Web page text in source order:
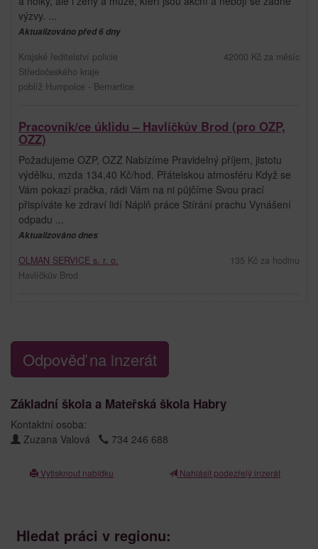
výzvy. ...
Aktualizováno před 6 dny
Krajské ředitelství policie
Středočeského kraje
poblíž Humpolce - Bernartice
42000 Kč za měsíc
Pracovník/ce úklidu – Havlíčkův Brod (pro OZP,
OZZ)
Požadujeme OZP, OZZ Nabízíme Pravidelný příjem, jistotu
výdělku, mzda 134,40 Kč/hod. Přátelskou atmosféru Když se
Vám pokazí pračka, rádi Vám na ni půjčíme Svou prací
přispíváte ke zdraví lidí Náplň práce Stírání prachu Vynášení
odpadu ...
Aktualizováno dnes
OLMAN SERVICE s. r. o.
Havlíčkův Brod
135 Kč za hodinu
Odpověď na inzerát
Základní škola a Mateřská škola Habry
Kontaktní osoba:
Zuzana Valová
734 246 688
Vytisknout nabídku Nahlásit podezřelý inzerát
Hledat práci v regionu: